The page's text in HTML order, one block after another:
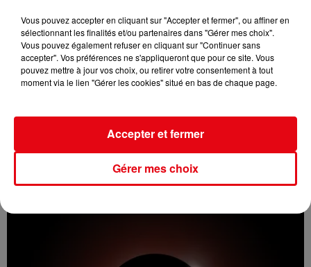
Incendie au Mont-Boron : deux jeunes condamnés à six mois de
prison...
Vous pouvez accepter en cliquant sur "Accepter et fermer", ou affiner en
sélectionnant les finalités et/ou partenaires dans "Gérer mes choix".
Vous pouvez également refuser en cliquant sur "Continuer sans
accepter". Vos préférences ne s'appliqueront que pour ce site. Vous
pouvez mettre à jour vos choix, ou retirer votre consentement à tout
moment via le lien "Gérer les cookies" situé en bas de chaque page.
Gérer mes choix
Accepter et fermer